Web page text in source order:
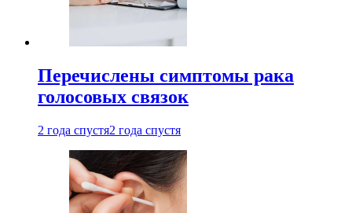
Перечислены симптомы рака
голосовых связок
2 года спустя2 года спустя